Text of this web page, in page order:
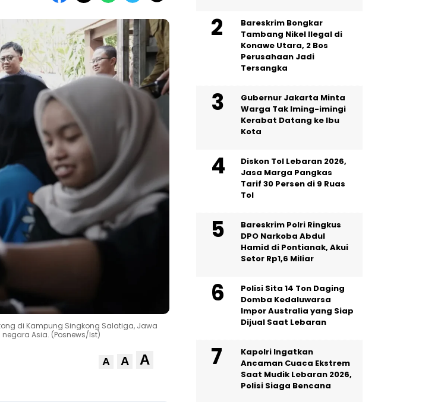
di Kampung Singkong Salatiga, Jawa
Asia. (Posnews/Ist)
A A A
Bareskrim Bongkar
Tambang Nikel Ilegal di
Konawe Utara, 2 Bos
Perusahaan Jadi
Tersangka
Gubernur Jakarta Minta
Warga Tak Iming-imingi
Kerabat Datang ke Ibu
Kota
Diskon Tol Lebaran 2026,
Jasa Marga Pangkas
Tarif 30 Persen di 9 Ruas
Tol
Bareskrim Polri Ringkus
DPO Narkoba Abdul
Hamid di Pontianak, Akui
Setor Rp1,6 Miliar
Polisi Sita 14 Ton Daging
Domba Kedaluwarsa
Impor Australia yang Siap
Dijual Saat Lebaran
Kapolri Ingatkan
Ancaman Cuaca Ekstrem
Saat Mudik Lebaran 2026,
Polisi Siaga Bencana